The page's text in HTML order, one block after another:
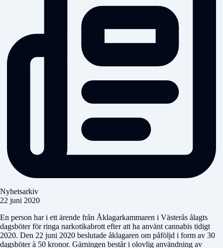
Nyhetsarkiv
22 juni 2020
En person har i ett ärende från Åklagarkammaren i Västerås ålagts
dagsböter för ringa narkotikabrott efter att ha använt cannabis tidigt
2020. Den 22 juni 2020 beslutade åklagaren om påföljd i form av 30
dagsböter à 50 kronor. Gärningen består i olovlig användning av